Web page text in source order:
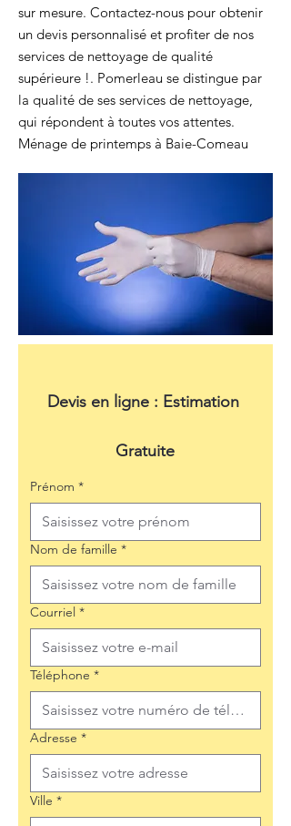
sur mesure. Contactez-nous pour obtenir
un devis personnalisé et profiter de nos
services de nettoyage de qualité
supérieure !. Pomerleau se distingue par
la qualité de ses services de nettoyage,
qui répondent à toutes vos attentes.
Ménage de printemps à Baie-Comeau
Devis en ligne : Estimation
Gratuite
Prénom *
Nom de famille *
Courriel *
Téléphone *
Adresse *
Ville *